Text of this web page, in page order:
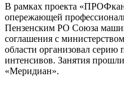
В рамках проекта
опережающей
Пензенским РО Союза
соглашения с
области организовал
интенсивов. Занятия
«Меридиан».